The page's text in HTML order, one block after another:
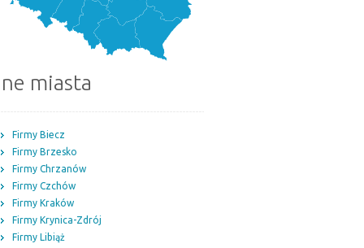
miasta
Firmy Biecz
Firmy Brzesko
Firmy Chrzanów
Firmy Czchów
Firmy Kraków
Firmy Krynica-Zdrój
Firmy Libiąż